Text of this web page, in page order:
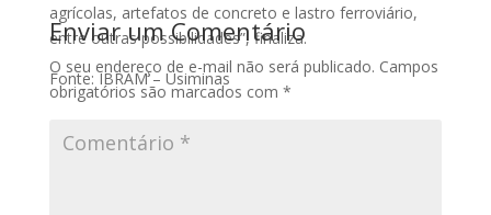
agrícolas, artefatos de concreto e lastro ferroviário,
entre outras possibilidades”, finaliza.
Fonte: IBRAM – Usiminas
Enviar um Comentário
O seu endereço de e-mail não será publicado. Campos
obrigatórios são marcados com *